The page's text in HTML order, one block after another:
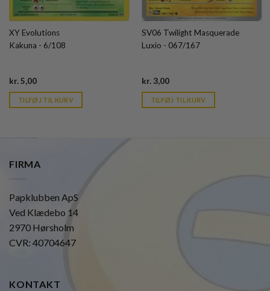
XY Evolutions
Kakuna - 6/108
kr.5,00Current
is:
kr. 39,95.
TILFØJ TIL KURV
SV06 Twilight Masquerade
Luxio - 067/167
kr.3,00Current
is:
kr. 39,95.
TILFØJ TIL KURV
FIRMA
Papklubben ApS
Ved Klædebo 14
2970 Hørsholm
CVR: 40704647
KONTAKT